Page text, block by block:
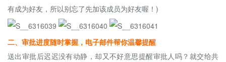
有成为好友，所以别忘了先加该成员为好友喔！)
二、审批进度随时掌握，电子邮件帮你温馨提醒
送出审批后迟迟没有动静，却又不好意思提醒审批人吗？就交给共